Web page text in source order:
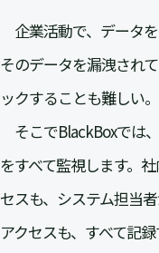
企業活動で、データ
そのデータを漏洩され
ックすることも難しい。
そこでBlackBoxでは
をすべて監視します。
セスも、システム担当
アクセスも、すべて記